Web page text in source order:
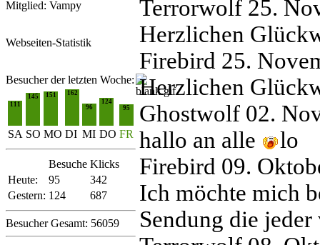
Mitglied: Vampy
Webseiten-Statistik
Besucher der letzten Woche:
111
145 151
162
96
124
95
SA SO MO DI MI DO FR
Besuche Klicks
Heute:
95
342
Gestern: 124 687
Besucher Gesamt: 56059
Terrorwolf 25.
Herzlichen
Firebird 25.
Herzlichen
Ghostwolf 02.
hallo an alle
lo
Firebird 09.
Ich möchte mich
Sendung die